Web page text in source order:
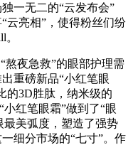
一无二的“云发布会”
云亮相”，使得粉丝们纷
熬夜急救”的眼部护理需
重磅新品“小红笔眼
的3D胜肽，纳米级的
红笔眼霜”做到了“眼
最美弧度，塑造了强势
细分市场的“七寸”。作